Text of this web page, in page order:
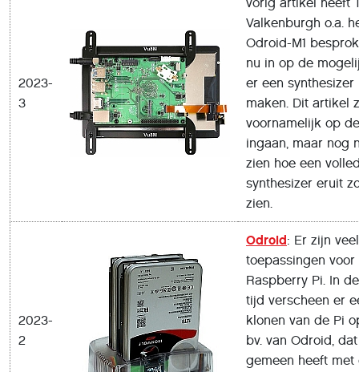
2023-
3
vorig artikel heeft
Valkenburgh o.a.
Odroid-M1
nu in op de
er een synthesizer
maken. Dit artikel
voornamelijk op
ingaan, maar nog
zien hoe een
synthesizer eruit
zien.
2023-
2
Odroid : Er zijn veel
toepassingen voor
Raspberry Pi. In
tijd verscheen er
klonen van de Pi
bv. van Odroid,
gemeen heeft met